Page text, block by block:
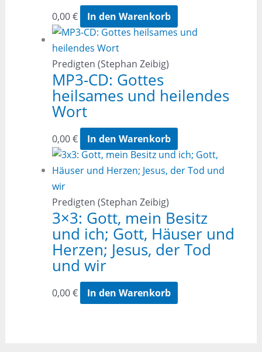
0,00€ In den Warenkorb
Predigten (Stephan Zeibig)
MP3-CD: Gottes
heilsames und heilendes
Wort
0,00€ In den Warenkorb
Predigten (Stephan Zeibig)
3×3: Gott, mein Besitz
und ich; Gott, Häuser und
Herzen; Jesus, der Tod
und wir
0,00€ In den Warenkorb